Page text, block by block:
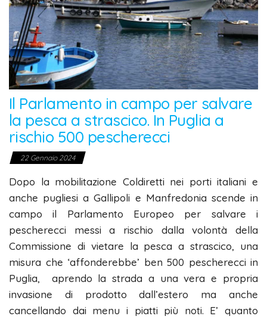
Il Parlamento in campo per salvare
la pesca a strascico. In Puglia a
rischio 500 pescherecci
22 Gennaio 2024
Dopo la mobilitazione Coldiretti nei porti italiani e
anche pugliesi a Gallipoli e Manfredonia scende in
campo il Parlamento Europeo per salvare i
pescherecci messi a rischio dalla volontà della
Commissione di vietare la pesca a strascico, una
misura che ‘affonderebbe’ ben 500 pescherecci in
Puglia, aprendo la strada a una vera e propria
invasione di prodotto dall’estero ma anche
cancellando dai menu i piatti più noti. E’ quanto